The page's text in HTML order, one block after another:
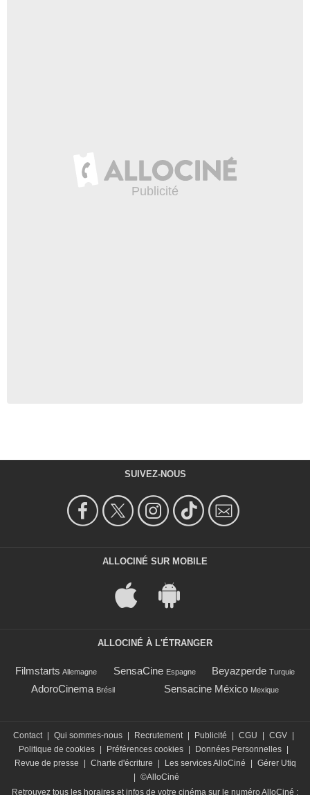
SUIVEZ-NOUS
ALLOCINÉ SUR MOBILE
ALLOCINÉ À L'ÉTRANGER
Filmstarts Allemagne SensaCine Espagne Beyazperde Turquie
AdoroCinema Brésil Sensacine México Mexique
Contact Qui sommes-nous Recrutement Publicité CGU CGV
Politique de cookies
Préférences cookies Données Personnelles
Revue de presse
Charte d'écriture Les services AlloCiné
Gérer Utiq
©AlloCiné
Retrouvez tous les horaires et infos de votre cinéma sur le numéro AlloCiné :